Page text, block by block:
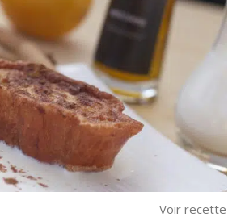
Voir recette